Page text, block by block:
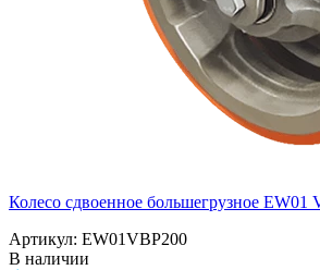
Колесо сдвоенное большегрузное EW01
Артикул: EW01VBP200
В наличии